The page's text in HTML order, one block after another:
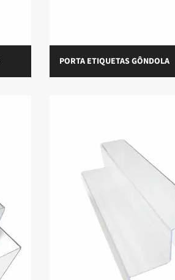
PORTA ETIQUETAS GÔNDOLA